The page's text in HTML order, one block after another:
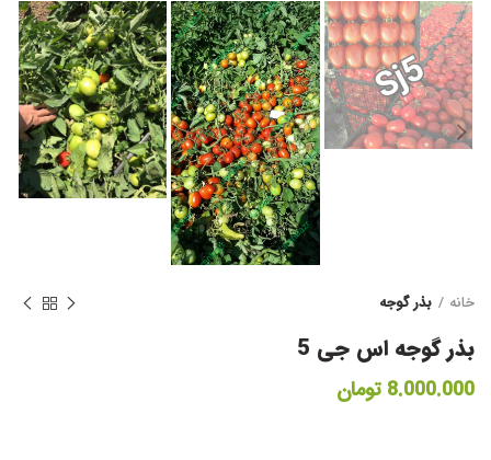
خانه بذر گوجه
بذر گوجه اس جی 5
8.000.000 تومان